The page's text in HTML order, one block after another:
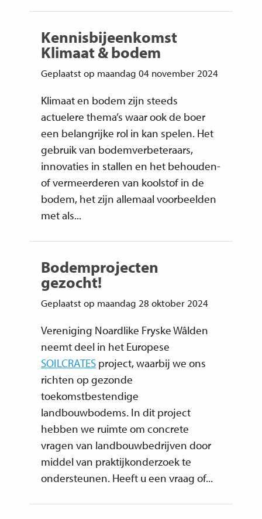
Kennisbijeenkomst
Klimaat & bodem
Geplaatst op maandag 04 november 2024
Klimaat en bodem zijn steeds
actuelere thema’s waar ook de boer
een belangrijke rol in kan spelen. Het
gebruik van bodemverbeteraars,
innovaties in stallen en het behouden-
of vermeerderen van koolstof in de
bodem, het zijn allemaal voorbeelden
met als...
Bodemprojecten
gezocht!
Geplaatst op maandag 28 oktober 2024
Vereniging Noardlike Fryske Wâlden
neemt deel in het Europese
SOILCRATES project, waarbij we ons
richten op gezonde
toekomstbestendige
landbouwbodems. In dit project
hebben we ruimte om concrete
vragen van landbouwbedrijven door
middel van praktijkonderzoek te
ondersteunen. Heeft u een vraag of...